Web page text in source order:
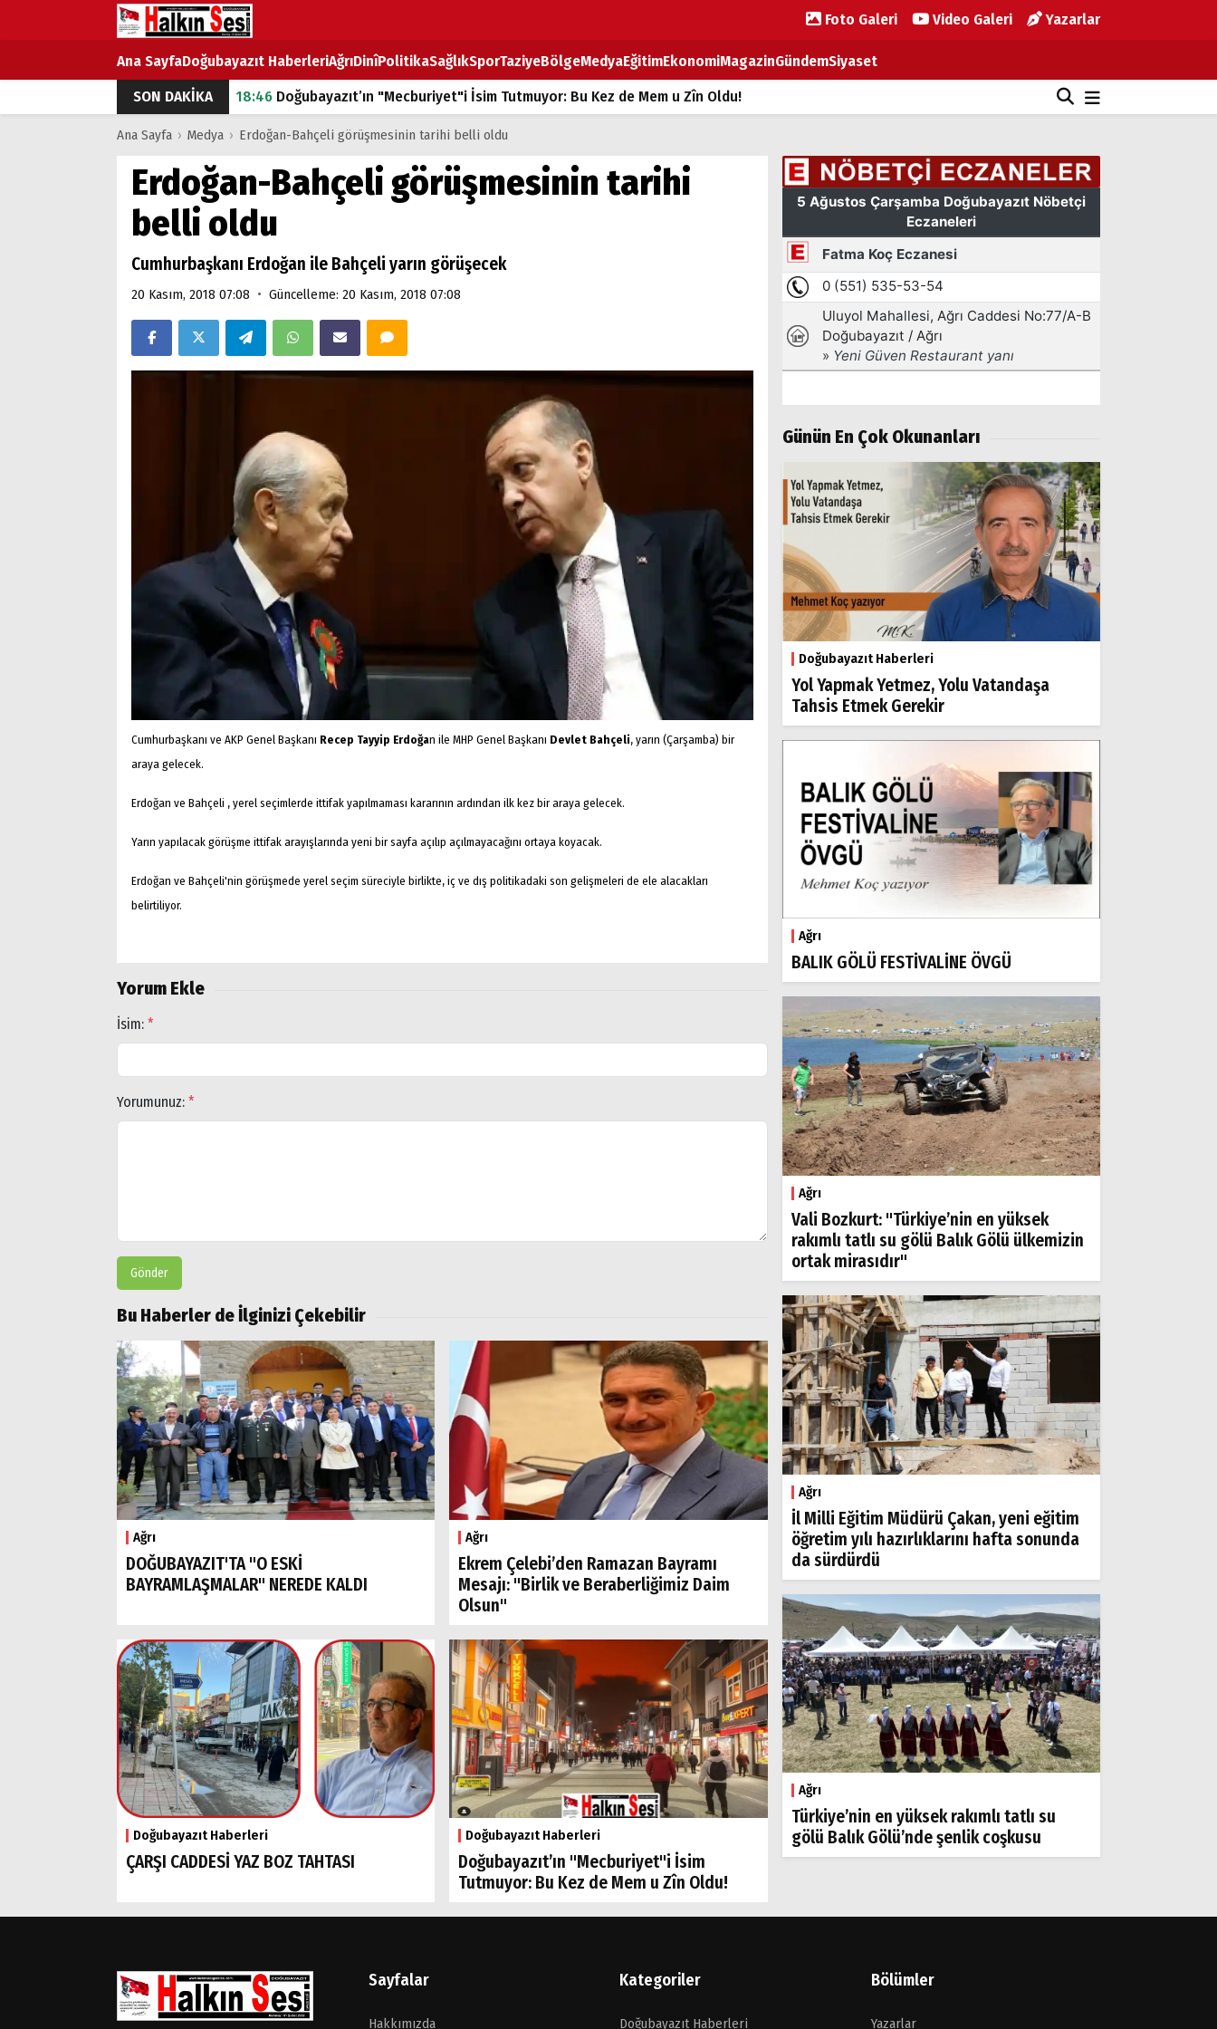
Foto Galeri Video Galeri Yazarlar
Ana SayfaDoğubayazıt HaberleriAğrıDinîPolitikaSağlıkSporTaziyeBölgeMedyaEğitimEkonomiMagazinGündemSiyaset
SON DAKİKA
18:46 Doğubayazıt’ın "Mecburiyet"i İsim Tutmuyor: Bu Kez de Mem u Zîn Oldu!
07:53Doğubayazıt’ta Ekmek Fiyatlarına Zam
Doğubayazıt'ta çocukların sırtındaki ağır yük
07:00 DEVLET ve HÜKÜMET
18:29ÇARŞI CADDESİ YAZ BOZ TAHTASI
Ana Sayfa › Medya › Erdoğan-Bahçeli görüşmesinin tarihi belli oldu
Erdoğan-Bahçeli görüşmesinin tarihi
belli oldu
Cumhurbaşkanı Erdoğan ile Bahçeli yarın görüşecek
20 Kasım, 2018 07:08 • Güncelleme: 20 Kasım, 2018 07:08
Cumhurbaşkanı ve AKP Genel Başkanı Recep Tayyip Erdoğan ile MHP Genel Başkanı Devlet Bahçeli, yarın (Çarşamba) bir
araya gelecek.
Erdoğan ve Bahçeli , yerel seçimlerde ittifak yapılmaması kararının ardından ilk kez bir araya gelecek.
Yarın yapılacak görüşme ittifak arayışlarında yeni bir sayfa açılıp açılmayacağını ortaya koyacak.
Erdoğan ve Bahçeli'nin görüşmede yerel seçim süreciyle birlikte, iç ve dış politikadaki son gelişmeleri de ele alacakları
belirtiliyor.
Yorum Ekle
İsim: *
Yorumunuz: *
Gönder
Bu Haberler de İlginizi Çekebilir
Ağrı
DOĞUBAYAZIT'TA "O ESKİ
BAYRAMLAŞMALAR" NEREDE KALDI
Ağrı
Ekrem Çelebi’den Ramazan Bayramı
Mesajı: "Birlik ve Beraberliğimiz Daim
Olsun"
Doğubayazıt Haberleri
ÇARŞI CADDESİ YAZ BOZ TAHTASI
Doğubayazıt Haberleri
Doğubayazıt’ın "Mecburiyet"i İsim
Tutmuyor: Bu Kez de Mem u Zîn Oldu!
Günün En Çok Okunanları
Doğubayazıt Haberleri
Yol Yapmak Yetmez, Yolu Vatandaşa
Tahsis Etmek Gerekir
Ağrı
BALIK GÖLÜ FESTİVALİNE ÖVGÜ
Ağrı
Vali Bozkurt: "Türkiye’nin en yüksek
rakımlı tatlı su gölü Balık Gölü ülkemizin
ortak mirasıdır"
Ağrı
İl Milli Eğitim Müdürü Çakan, yeni eğitim
öğretim yılı hazırlıklarını hafta sonunda
da sürdürdü
Ağrı
Türkiye’nin en yüksek rakımlı tatlı su
gölü Balık Gölü’nde şenlik coşkusu
Sayfalar
Hakkımızda
Kategoriler
Doğubayazıt Haberleri
Bölümler
Yazarlar